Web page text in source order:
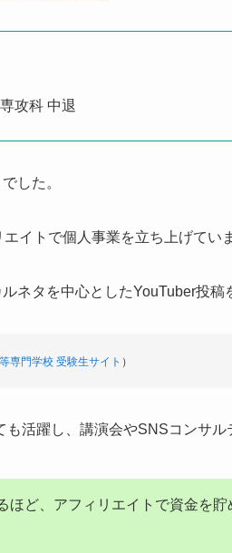
攻科 中退
した。
イトで個人事業を立ち上げてい
ネタを中心としたYouTuber投稿
専門学校 受験生サイト ）
活躍し、講演会やSNSコンサル
ほど、アフィリエイトで資金を貯